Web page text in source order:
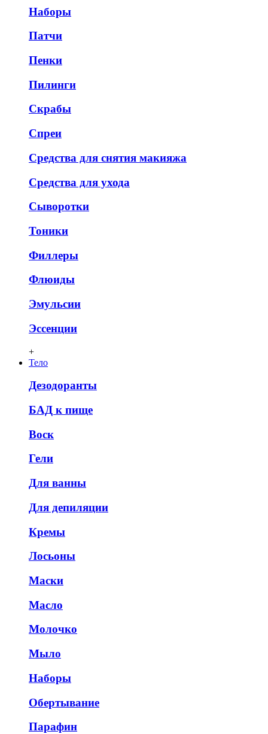
Наборы
Патчи
Пенки
Пилинги
Скрабы
Спреи
Средства для снятия макияжа
Средства для ухода
Сыворотки
Тоники
Филлеры
Флюиды
Эмульсии
Эссенции
+
Тело
Дезодоранты
БАД к пище
Воск
Гели
Для ванны
Для депиляции
Кремы
Лосьоны
Маски
Масло
Молочко
Мыло
Наборы
Обертывание
Парафин